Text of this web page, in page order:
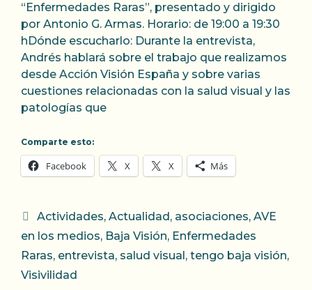
“Enfermedades Raras”, presentado y dirigido
por Antonio G. Armas. Horario: de 19:00 a 19:30
hDónde escucharlo: Durante la entrevista,
Andrés hablará sobre el trabajo que realizamos
desde Acción Visión España y sobre varias
cuestiones relacionadas con la salud visual y las
patologías que
Comparte esto:
Facebook X X Más
Categorías
Actividades, Actualidad , asociaciones, AVE
en los medios, Baja Visión, Enfermedades
Raras, entrevista, salud visual , tengo baja visión,
Visivilidad